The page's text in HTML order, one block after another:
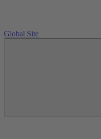
Global Site